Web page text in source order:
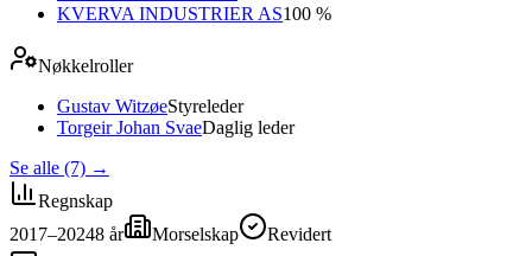
KVERVA INDUSTRIER AS100 %
Nøkkelroller
Gustav WitzøeStyreleder
Torgeir Johan SvaeDaglig leder
Se alle (7) →
Regnskap
2017–20248 år Morselskap
Revidert